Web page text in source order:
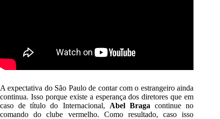
A expectativa do São Paulo de contar com o estrangeiro ainda
continua. Isso porque existe a esperança dos diretores que em
caso de título do Internacional, Abel Braga continue no
comando do clube vermelho. Como resultado, caso isso